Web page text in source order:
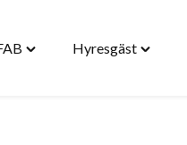
Toggle
HyresgästToggle